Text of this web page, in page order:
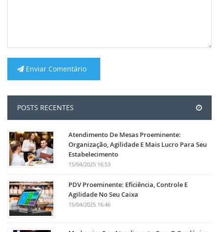
POSTS RECENTES
Atendimento De Mesas Proeminente:
Organização, Agilidade E Mais Lucro Para Seu
Estabelecimento
15/04/2025 16:53
PDV Proeminente: Eficiência, Controle E
Agilidade No Seu Caixa
15/04/2025 16:46